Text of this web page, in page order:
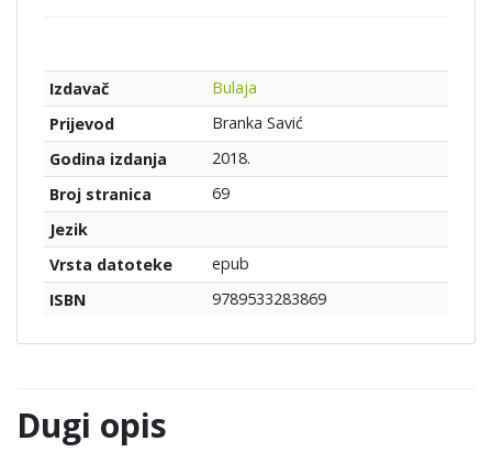
Izdavač
Bulaja
Prijevod
Branka Savić
Godina izdanja
2018.
Broj stranica
69
Jezik
Vrsta datoteke
epub
ISBN
9789533283869
Dugi opis